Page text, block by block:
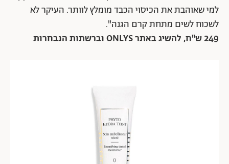
למי שאוהבת את הכיסוי הכבד מומלץ לוותר. העיקר לא
לשכוח לשים מתחת קרם הגנה".
249 ש"ח, להשיג באתר ONLYS וברשתות הנבחרות